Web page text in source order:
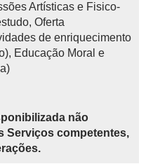
Artísticas e Fisico-
Oferta
de enriquecimento
Educação Moral e
não
Serviços competentes,